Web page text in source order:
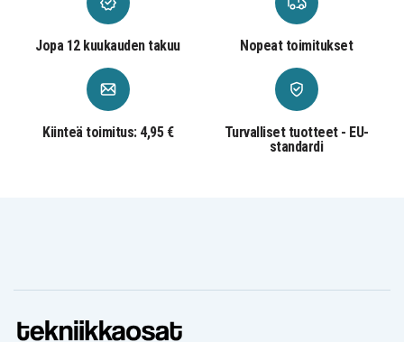
Jopa 12 kuukauden takuu Nopeat toimitukset
Kiinteä toimitus: 4,95 €
Turvalliset tuotteet - EU-
standardi